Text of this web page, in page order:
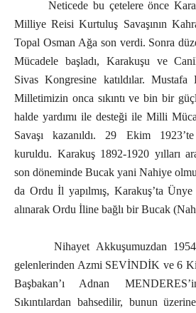
Neticede bu çetelere önce
Milliye Reisi Kurtuluş Savaşının
Topal Osman Ağa son verdi. Sonra
Mücadele başladı, Karakuşu ve
Sivas Kongresine katıldılar.
Milletimizin onca sıkıntı ve bin bir
halde yardımı ile desteği ile Milli
Savaşı kazanıldı. 29 Ekim
kuruldu. Karakuş 1892-1920 yılları
son döneminde Bucak yani Nahiye
da Ordu İl yapılmış, Karakuş’ta
alınarak Ordu İline bağlı bir Bucak
Nihayet Akkuşumuzdan 1954
gelenlerinden Azmi SEVİNDİK ve 6
Başbakan’ı Adnan
Sıkıntılardan bahsedilir, bunun